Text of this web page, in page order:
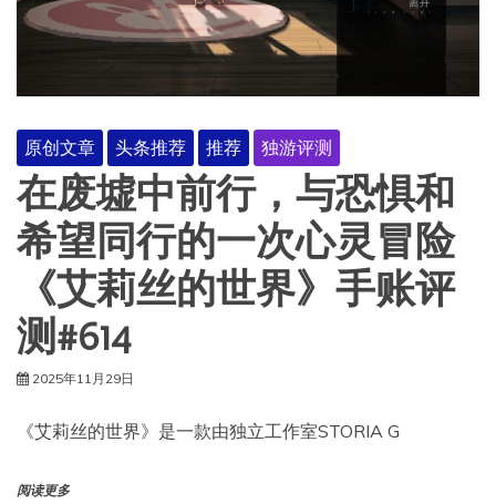
原创文章 头条推荐 推荐 独游评测
在废墟中前行，与恐惧和
希望同行的一次心灵冒险
《艾莉丝的世界》手账评
测#614
2025年11月29日
《艾莉丝的世界》是一款由独立工作室STORIA G
阅读更多